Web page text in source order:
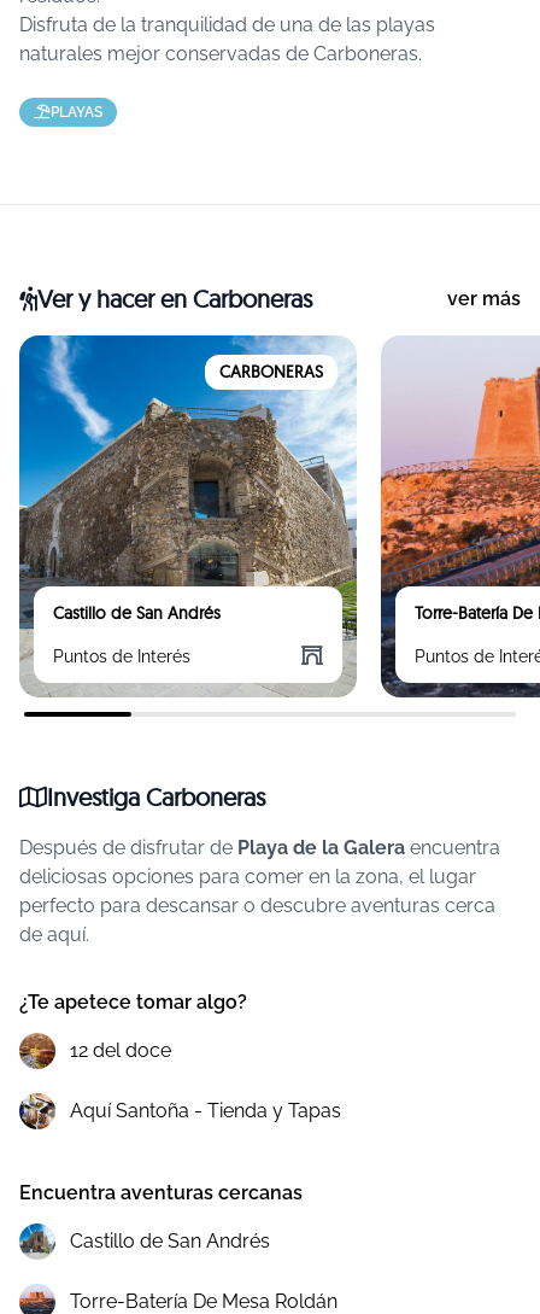
Disfruta de la tranquilidad de una de las playas
naturales mejor conservadas de Carboneras.
PLAYAS
Ver y haceren Carboneras ver más
CARBONERAS
Castillo de San Andrés
Puntos de Interés
Torre-Batería
Puntos de
Investiga Carboneras
Después de disfrutar de Playa de la Galera encuentra
deliciosas opciones para comer en la zona, el lugar
perfecto para descansar o descubre aventuras cerca
de aquí.
¿Te apetece tomar algo?
12 del doce
Aquí Santoña - Tienda y Tapas
Encuentra aventuras cercanas
Castillo de San Andrés
Torre-Batería De Mesa Roldán